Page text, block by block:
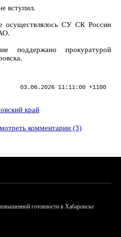
вступил.
осуществлялось СУ СК России
поддержано прокуратурой
03.06.2026 11:11:00 +1100
край
комментарии (3)
готовности в Хабаровске